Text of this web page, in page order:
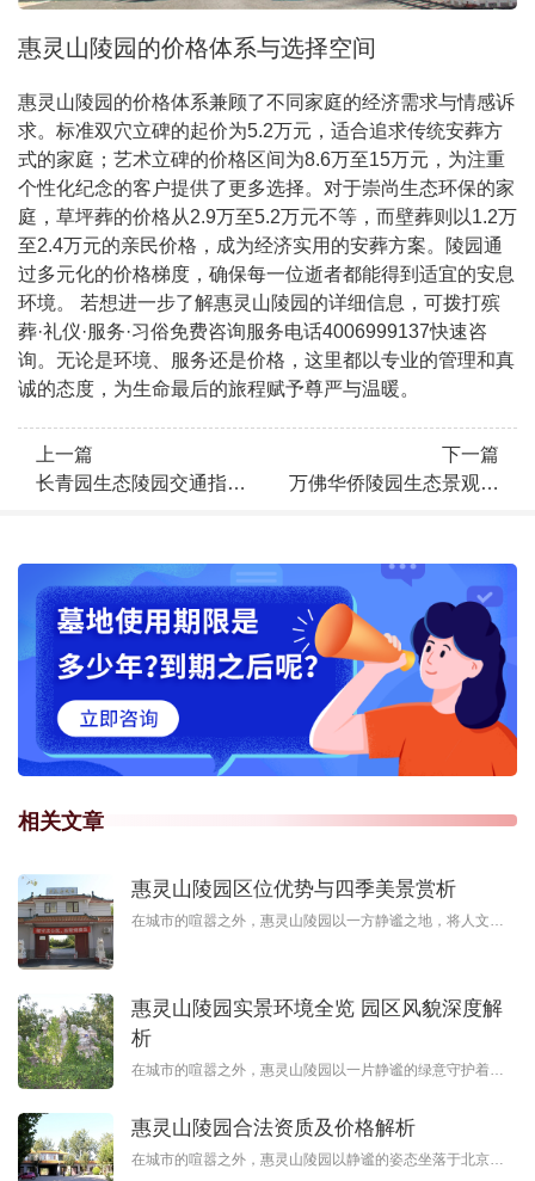
惠灵山陵园的价格体系与选择空间
惠灵山陵园的价格体系兼顾了不同家庭的经济需求与情感诉
求。标准双穴立碑的起价为5.2万元，适合追求传统安葬方
式的家庭；艺术立碑的价格区间为8.6万至15万元，为注重
个性化纪念的客户提供了更多选择。对于崇尚生态环保的家
庭，草坪葬的价格从2.9万至5.2万元不等，而壁葬则以1.2万
至2.4万元的亲民价格，成为经济实用的安葬方案。陵园通
过多元化的价格梯度，确保每一位逝者都能得到适宜的安息
环境。 若想进一步了解惠灵山陵园的详细信息，可拨打殡
葬·礼仪·服务·习俗免费咨询服务电话4006999137快速咨
询。无论是环境、服务还是价格，这里都以专业的管理和真
诚的态度，为生命最后的旅程赋予尊严与温暖。
上一篇
长青园生态陵园交通指南
下一篇
万佛华侨陵园生态景观与
相关文章
惠灵山陵园区位优势与四季美景赏析
在城市的喧嚣之外，惠灵山陵园以一方静谧之地，将人文纪念与自然诗意完美融合。这里不仅是缅怀先人的场所，更是一座承载生命记忆的园林艺术空间。四季更迭间，草木荣枯皆成风景，每一处设计都体现着对生命的尊重与对
惠灵山陵园实景环境全览 园区风貌深度解
析
在城市的喧嚣之外，惠灵山陵园以一片静谧的绿意守护着生命的庄严。这里不仅是缅怀先人的场所，更是一座融合自然美学与人文关怀的生态园林。园区内四季景致分明，银杏大道与主题树葬区相映成趣，艺术碑林点缀其间，每
惠灵山陵园合法资质及价格解析
在城市的喧嚣之外，惠灵山陵园以静谧的姿态坐落于北京通州区，成为一处融合自然与人文的安息之所。作为经批准的经营性公墓，这里不仅拥有完善的合法资质，更以银杏主题树葬区、艺术立碑设计等特色服务，为逝者提供多